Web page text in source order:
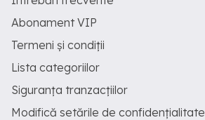
Abonament VIP
Termeni și condiții
Lista categoriilor
Siguranța tranzacțiilor
Modifică setările de confidențialitate